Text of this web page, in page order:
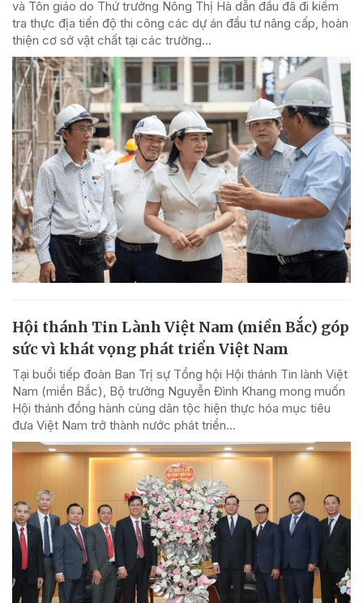
và Tôn giáo do Thứ trưởng Nông Thị Hà dẫn đầu đã đi kiểm
tra thực địa tiến độ thi công các dự án đầu tư nâng cấp, hoàn
thiện cơ sở vật chất tại các trường...
Hội thánh Tin Lành Việt Nam (miền Bắc) góp
sức vì khát vọng phát triển Việt Nam
Tại buổi tiếp đoàn Ban Trị sự Tổng hội Hội thánh Tin lành Việt
Nam (miền Bắc), Bộ trưởng Nguyễn Đình Khang mong muốn
Hội thánh đồng hành cùng dân tộc hiện thực hóa mục tiêu
đưa Việt Nam trở thành nước phát triển...